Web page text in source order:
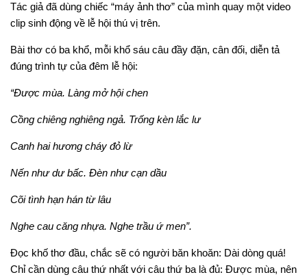
Tác giả đã dùng chiếc “máy ảnh thơ” của mình quay một video
clip sinh động về lễ hội thú vị trên.
Bài thơ có ba khổ, mỗi khổ sáu câu đầy đặn, cân đối, diễn tả
đúng trình tự của đêm lễ hội:
“Được mùa. Làng mở hội chen
Cồng chiêng nghiêng ngả. Trống kèn lắc lư
Canh hai hương cháy đỏ lừ
Nến như dư bấc. Đèn như cạn dầu
Cõi tình hạn hán từ lâu
Nghe cau căng nhựa. Nghe trầu ứ men”.
Đọc khố thơ đầu, chắc sẽ có người băn khoăn: Dài dòng quá!
Chỉ cần dùng câu thứ nhất với câu thứ ba là đủ: Được mùa, nên